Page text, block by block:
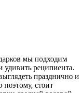
мы подходим
удивить реципиента.
празднично и
поэтому, стоит